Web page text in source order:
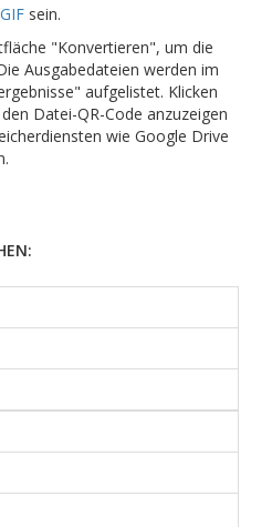
GIF sein.
"Konvertieren", um die
Ausgabedateien werden im
aufgelistet. Klicken
Datei-QR-Code anzuzeigen
wie Google Drive